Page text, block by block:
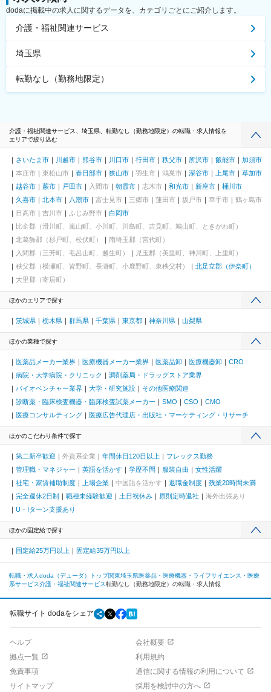
dodaに掲載中の求人に関するデータを、カテゴリごとにご紹介します。
介護・福祉関連サービス
埼玉県
転勤なし（勤務地限定）
介護・福祉関連サービス、埼玉県、転勤なし（勤務地限定）の転職・求人情報を
エリアで絞り込む
さいたま市 川越市 熊谷市 川口市 行田市 秩父市 所沢市 飯能市
加須市
本庄市
東松山市 春日部市 狭山市 羽生市 鴻巣市 深谷市 上尾市
草加市
越谷市
蕨市 戸田市 入間市 朝霞市 志木市 和光市 新座市
桶川市
久喜市
北本市 八潮市 富士見市 三郷市 蓮田市 坂戸市 幸手市
鶴ヶ島市
日高市
吉川市 ふじみ野市
白岡市
比企郡（滑川町、嵐山町、小川町、川島町、吉見町、鳩山町、ときがわ町）
北葛飾郡（杉戸町、松伏町）
南埼玉郡（宮代町）
入間郡（三芳町、毛呂山町、越生町）
児玉郡（美里町、神川町、上里町）
秩父郡（横瀬町、皆野町、長瀞町、小鹿野町、東秩父村）
北足立郡（伊奈町）
大里郡（寄居町）
ほかのエリアで探す
茨城県 栃木県 群馬県 千葉県 東京都 神奈川県 山梨県
ほかの業種で探す
医薬品メーカー業界 医療機器メーカー業界 医薬品卸 医療機器卸
CRO
病院・大学病院・クリニック
調剤薬局・ドラッグストア業界
バイオベンチャー業界
大学・研究施設
その他医療関連
診断薬・臨床検査機器・臨床検査試薬メーカー
SMO CSO
CMO
医療コンサルティング
医療広告代理店・出版社・マーケティング・リサーチ
ほかのこだわり条件で探す
第二新卒歓迎 外資系企業 年間休日120日以上
フレックス勤務
管理職・マネジャー
英語を活かす 学歴不問 服装自由
女性活躍
社宅・家賃補助制度
上場企業 中国語を活かす 退職金制度
残業20時間未満
完全週休2日制
職種未経験歓迎 土日祝休み 原則定時退社
海外出張あり
U・Iターン支援あり
ほかの固定給で探す
固定給25万円以上 固定給35万円以上
転職・求人doda（デューダ）トップ関東埼玉県医薬品・医療機器・ライフサイエンス・医療
系サービス介護・福祉関連サービス転勤なし（勤務地限定）の転職・求人情報
転職サイト dodaをシェア
ヘルプ
会社概要
拠点一覧
利用規約
免責事項
通信に関する情報の利用について
サイトマップ
採用を検討中の方へ